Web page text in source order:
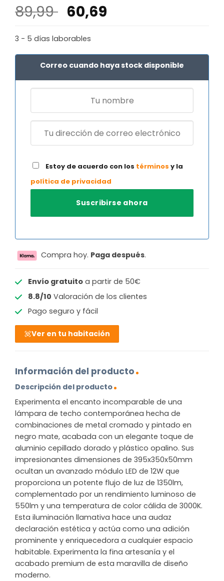
89,99 El
precio
original
era:
89,99 €.
60,69
es:
60,69 €.
3 - 5 días laborables
Correo cuando haya stock disponible
Estoy de acuerdo con los términos y la
política de privacidad
Compra hoy. Paga después.
Envío gratuitoa partir de 50€
8.8/10 Valoración de los clientes
Pago seguro y fácil
Ver en tu habitación
Información del producto
Descripción del producto
Experimenta el encanto incomparable de una
lámpara de techo contemporánea hecha de
combinaciones de metal cromado y pintado en
negro mate, acabada con un elegante toque de
aluminio cepillado dorado y plástico opalino. Sus
impresionantes dimensiones de 395x350x50mm
ocultan un avanzado módulo LED de 12W que
proporciona un potente flujo de luz de 1350lm,
complementado por un rendimiento luminoso de
550lm y una temperatura de color cálida de 3000K.
Esta iluminación llamativa hace una audaz
declaración estética y actúa como una adición
prominente y enriquecedora a cualquier espacio
habitable. Experimenta la fina artesanía y el
acabado premium de esta maravilla de diseño
moderno.